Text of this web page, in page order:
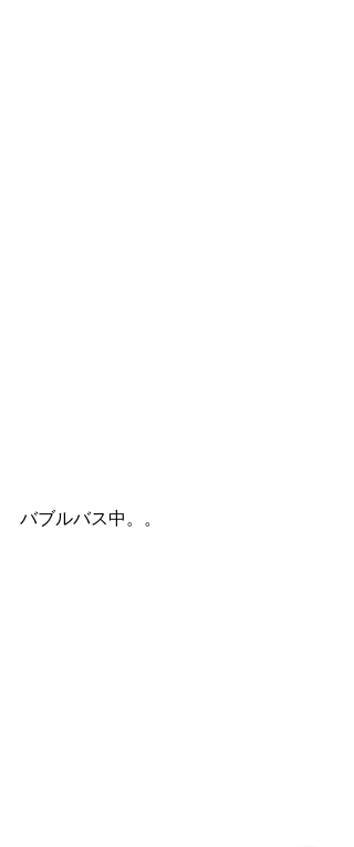
バブルバス中。。